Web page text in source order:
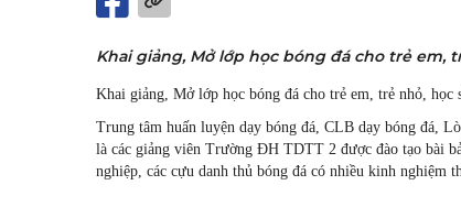
Khai giảng, Mở lớp học bóng đá cho trẻ em,
Khai giảng, Mở lớp học bóng đá cho trẻ em, trẻ nhỏ,
Trung tâm huấn luyện dạy bóng đá, CLB dạy bóng đá,
là các giảng viên Trường ĐH TDTT 2 được đào tạo bài
nghiệp, các cựu danh thủ bóng đá có nhiều kinh nghiệm